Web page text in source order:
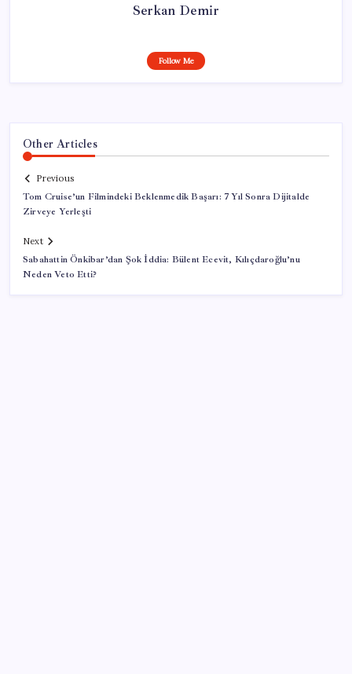
Serkan Demir
Follow Me
Other Articles
Previous
Tom Cruise’un Filmindeki Beklenmedik Başarı: 7 Yıl Sonra Dijitalde
Zirveye Yerleşti
Next
Sabahattin Önkibar’dan Şok İddia: Bülent Ecevit, Kılıçdaroğlu’nu
Neden Veto Etti?